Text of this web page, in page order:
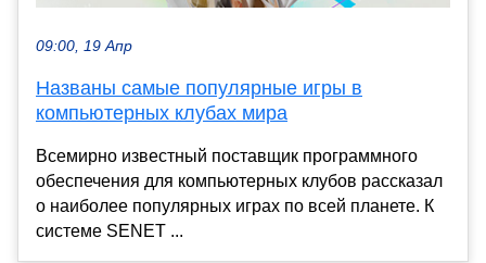
09:00, 19 Апр
Названы самые популярные игры в
компьютерных клубах мира
Всемирно известный поставщик программного
обеспечения для компьютерных клубов рассказал
о наиболее популярных играх по всей планете. К
системе SENET ...